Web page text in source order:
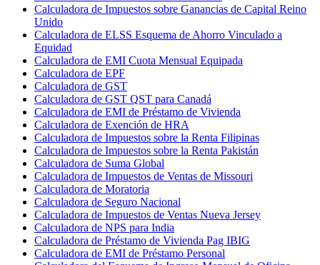
Calculadora de Impuestos sobre Ganancias de Capital Reino
Unido
Calculadora de ELSS Esquema de Ahorro Vinculado a
Equidad
Calculadora de EMI Cuota Mensual Equipada
Calculadora de EPF
Calculadora de GST
Calculadora de GST QST para Canadá
Calculadora de EMI de Préstamo de Vivienda
Calculadora de Exención de HRA
Calculadora de Impuestos sobre la Renta Filipinas
Calculadora de Impuestos sobre la Renta Pakistán
Calculadora de Suma Global
Calculadora de Impuestos de Ventas de Missouri
Calculadora de Moratoria
Calculadora de Seguro Nacional
Calculadora de Impuestos de Ventas Nueva Jersey
Calculadora de NPS para India
Calculadora de Préstamo de Vivienda Pag IBIG
Calculadora de EMI de Préstamo Personal